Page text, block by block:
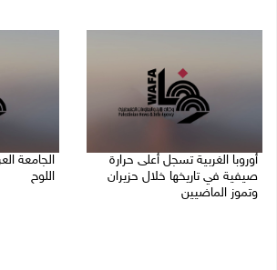
أوروبا الغربية تسجل أعلى حرارة
صيفية في تاريخها خلال حزيران
وتموز الماضيين
الجامعة
اللوح